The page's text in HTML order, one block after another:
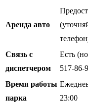
Аренда авто
Связь с
диспетчером
Есть
517-86-
Время работы
парка
23:00